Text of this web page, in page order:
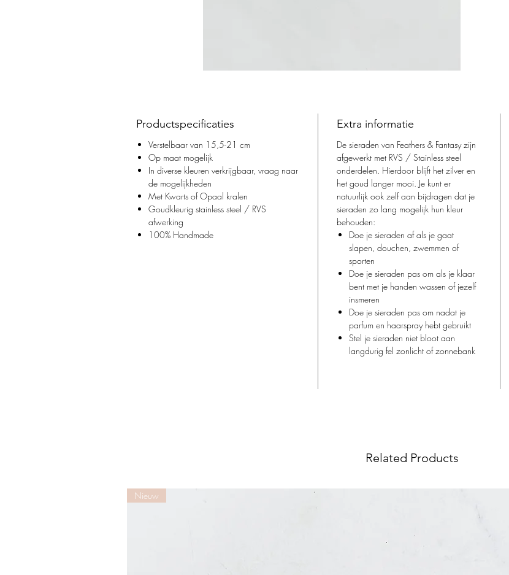
Productspecificaties
Verstelbaar van 15,5-21 cm
Op maat mogelijk
In diverse kleuren verkrijgbaar, vraag naar
de mogelijkheden
Met Kwarts of Opaal kralen
Goudkleurig stainless steel / RVS
afwerking
100% Handmade
Extra informatie
De sieraden van Feathers & Fantasy zijn
afgewerkt met RVS / Stainless steel
onderdelen. Hierdoor blijft het zilver en
het goud langer mooi. Je kunt er
natuurlijk ook zelf aan bijdragen dat je
sieraden zo lang mogelijk hun kleur
behouden:
Doe je sieraden af als je gaat
slapen, douchen, zwemmen of
sporten
Doe je sieraden pas om als je klaar
bent met je handen wassen of jezelf
insmeren
Doe je sieraden pas om nadat je
parfum en haarspray hebt gebruikt
Stel je sieraden niet bloot aan
langdurig fel zonlicht of zonnebank
Related Products
Nieuw